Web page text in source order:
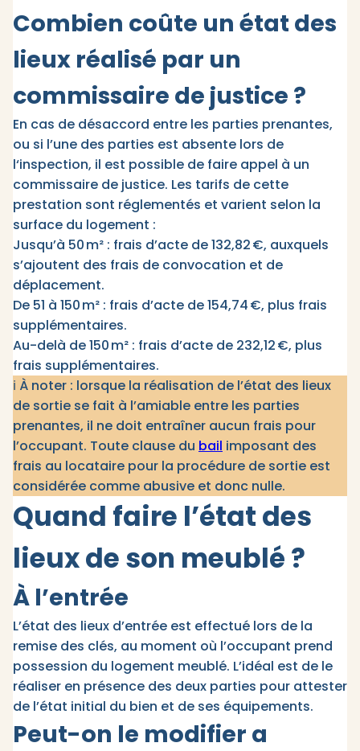
Combien coûte un état des
lieux réalisé par un
commissaire de justice ?
En cas de désaccord entre les parties prenantes,
ou si l’une des parties est absente lors de
l‘inspection, il est possible de faire appel à un
commissaire de justice. Les tarifs de cette
prestation sont réglementés et varient selon la
surface du logement :
Jusqu’à 50 m² : frais d’acte de 132,82 €, auxquels
s’ajoutent des frais de convocation et de
déplacement.​
De 51 à 150 m² : frais d’acte de 154,74 €, plus frais
supplémentaires.​
Au-delà de 150 m² : frais d’acte de 232,12 €, plus
frais supplémentaires.​
ℹ️ À noter : lorsque la réalisation de l’état des lieux
de sortie se fait à l’amiable entre les parties
prenantes, il ne doit entraîner aucun frais pour
l’occupant. Toute clause du bail imposant des
frais au locataire pour la procédure de sortie est
considérée comme abusive et donc nulle.
Quand faire l’état des
lieux de son meublé ?
À l’entrée
L’état des lieux d’entrée est effectué lors de la
remise des clés, au moment où l’occupant prend
possession du logement meublé. L’idéal est de le
réaliser en présence des deux parties pour attester
de l’état initial du bien et de ses équipements. ​
Peut-on le modifier a